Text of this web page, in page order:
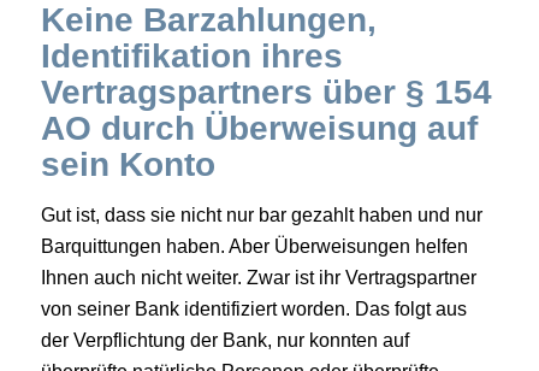
Keine Barzahlungen,
Identifikation ihres
Vertragspartners über § 154
AO durch Überweisung auf
sein Konto
Gut ist, dass sie nicht nur bar gezahlt haben und nur
Barquittungen haben. Aber Überweisungen helfen
Ihnen auch nicht weiter. Zwar ist ihr Vertragspartner
von seiner Bank identifiziert worden. Das folgt aus
der Verpflichtung der Bank, nur konnten auf